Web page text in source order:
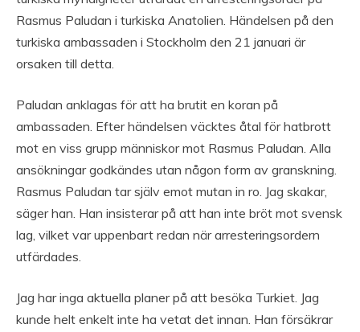
Rasmus Paludan i turkiska Anatolien. Händelsen på den
turkiska ambassaden i Stockholm den 21 januari är
orsaken till detta.
Paludan anklagas för att ha brutit en koran på
ambassaden. Efter händelsen väcktes åtal för hatbrott
mot en viss grupp människor mot Rasmus Paludan. Alla
ansökningar godkändes utan någon form av granskning.
Rasmus Paludan tar själv emot mutan in ro. Jag skakar,
säger han. Han insisterar på att han inte bröt mot svensk
lag, vilket var uppenbart redan när arresteringsordern
utfärdades.
Jag har inga aktuella planer på att besöka Turkiet. Jag
kunde helt enkelt inte ha vetat det innan. Han försäkrar